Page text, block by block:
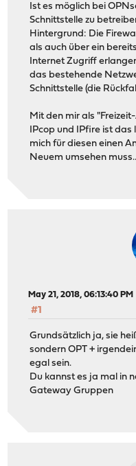
Ist es möglich bei
Schnittstelle zu
Hintergrund: Die
als auch über ein
Internet Zugriff
das bestehende
Schnittstelle (die
Mit den mir als
IPcop und IPfire ist das
mich für diesen einen
Neuem umsehen
May 21, 2018, 06:13:40 PM
#1
Grundsätzlich ja, sie
sondern OPT +
egal sein.
Du kannst es ja mal in
Gateway Gruppen